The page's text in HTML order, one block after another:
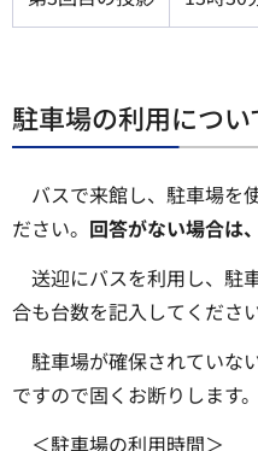
駐車場の利用につい
バスで来館し、駐車場を
ださい。 回答がない場合は
送迎にバスを利用し、駐
合も台数を記入してください
駐車場が確保されていな
ですので固くお断りします。
＜駐車場の利用時間＞